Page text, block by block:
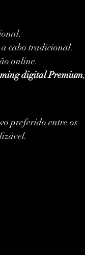
cabo tradicional.
online.
digital Premium,
preferido entre os